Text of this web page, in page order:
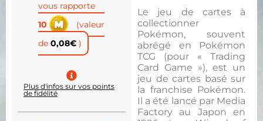
Le jeu de cartes à
collectionner
Pokémon, souvent
abrégé en Pokémon
TCG (pour « Trading
Card Game »), est un
jeu de cartes basé sur
la franchise Pokémon.
Il a été lancé par Media
Factory au Japon en
vous rapporte
10
(valeur
de 0,08€ )
Plus d'infos sur vos points
de fidélité